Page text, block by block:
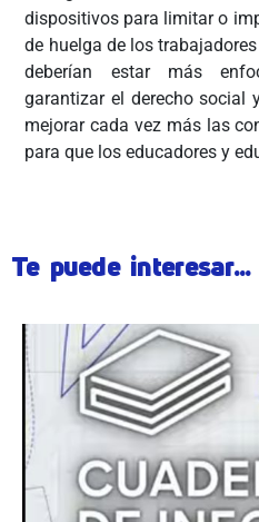
dispositivos para limitar o
de huelga de los
deberían estar más
garantizar el derecho social
mejorar cada vez más las
para que los educadores y
Te puede interesar...